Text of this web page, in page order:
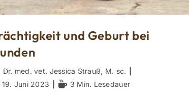
und Geburt bei
Dr. med. vet. Jessica Strauß, M. sc.
19. Juni 2023 Lesedauer:
3 Min. Lesedauer